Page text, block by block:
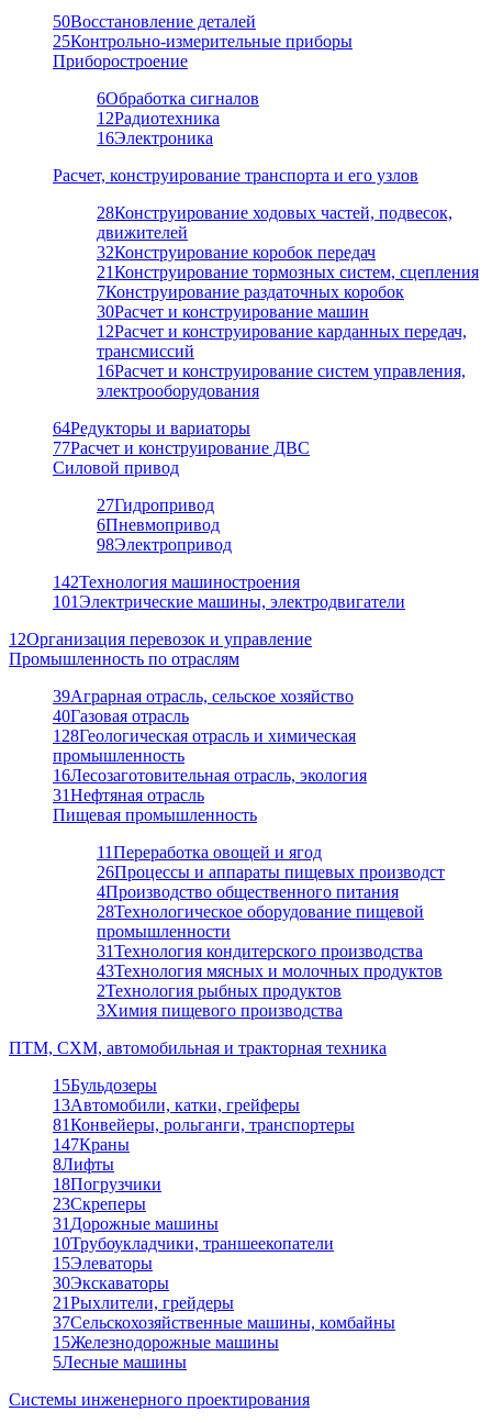
50Восстановление деталей
25Контрольно-измерительные приборы
Приборостроение
6Обработка сигналов
12Радиотехника
16Электроника
Расчет, конструирование транспорта и его узлов
28Конструирование ходовых частей, подвесок,
движителей
32Конструирование коробок передач
21Конструирование тормозных систем, сцепления
7Конструирование раздаточных коробок
30Расчет и конструирование машин
12Расчет и конструирование карданных передач,
трансмиссий
16Расчет и конструирование систем управления,
электрооборудования
64Редукторы и вариаторы
77Расчет и конструирование ДВС
Силовой привод
27Гидропривод
6Пневмопривод
98Электропривод
142Технология машиностроения
101Электрические машины, электродвигатели
12Организация перевозок и управление
Промышленность по отраслям
39Аграрная отрасль, сельское хозяйство
40Газовая отрасль
128Геологическая отрасль и химическая
промышленность
16Лесозаготовительная отрасль, экология
31Нефтяная отрасль
Пищевая промышленность
11Переработка овощей и ягод
26Процессы и аппараты пищевых производст
4Производство общественного питания
28Технологическое оборудование пищевой
промышленности
31Технология кондитерского производства
43Технология мясных и молочных продуктов
2Технология рыбных продуктов
3Химия пищевого производства
ПТМ, СХМ, автомобильная и тракторная техника
15Бульдозеры
13Автомобили, катки, грейферы
81Конвейеры, рольганги, транспортеры
147Краны
8Лифты
18Погрузчики
23Скреперы
31 Дорожные машины
10Трубоукладчики, траншеекопатели
15Элеваторы
30Экскаваторы
21Рыхлители, грейдеры
37Сельскохозяйственные машины, комбайны
15Железнодорожные машины
5Лесные машины
Системы инженерного проектирования